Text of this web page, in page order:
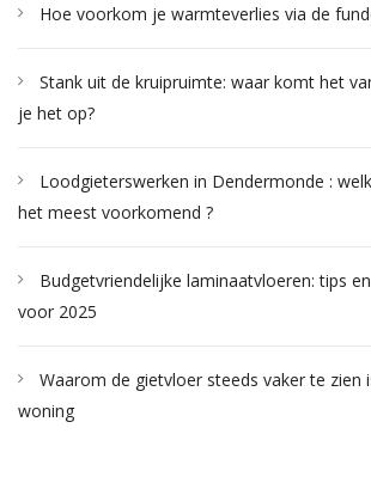
Hoe voorkom je warmteverlies via de
Stank uit de kruipruimte: waar komt het
je het op?
Loodgieterswerken in Dendermonde :
het meest voorkomend ?
Budgetvriendelijke laminaatvloeren: tips
voor 2025
Waarom de gietvloer steeds vaker te zien
woning